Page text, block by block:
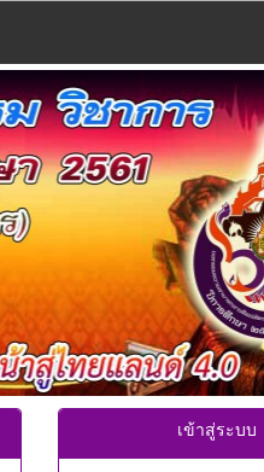
เข้าสู่ระบบ